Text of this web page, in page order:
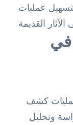
عمليات
في
عمليات كشف
وتحليل